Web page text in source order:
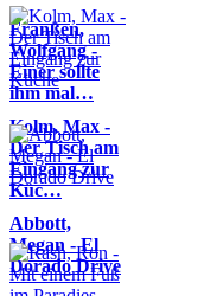
Franßen,
Wolfgang -
Einer sollte
ihm mal…
Kolm, Max -
Der Tisch am
Eingang zur
Küc…
Abbott,
Megan - El
Dorado Drive